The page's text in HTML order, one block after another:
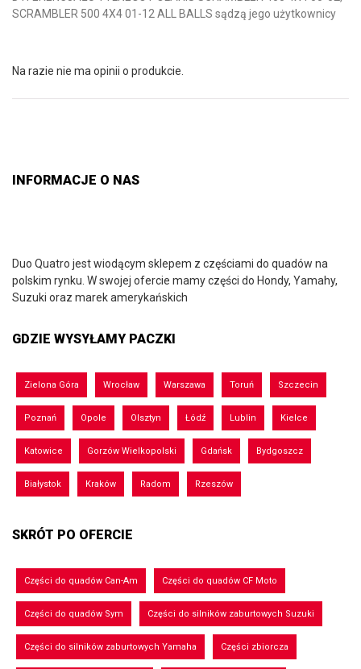
SCRAMBLER 500 4X4 01-12 ALL BALLS sądzą jego użytkownicy
Na razie nie ma opinii o produkcie.
INFORMACJE O NAS
Duo Quatro jest wiodącym sklepem z częściami do quadów na
polskim rynku. W swojej ofercie mamy części do Hondy, Yamahy,
Suzuki oraz marek amerykańskich
GDZIE WYSYŁAMY PACZKI
Zielona Góra Wrocław Warszawa Toruń Szczecin
Poznań Opole Olsztyn Łódź Lublin Kielce
Katowice Gorzów Wielkopolski Gdańsk Bydgoszcz
Białystok Kraków Radom Rzeszów
SKRÓT PO OFERCIE
Części do quadów Can-Am Części do quadów CF Moto
Części do quadów Sym Części do silników zaburtowych Suzuki
Części do silników zaburtowych Yamaha Części zbiorcza